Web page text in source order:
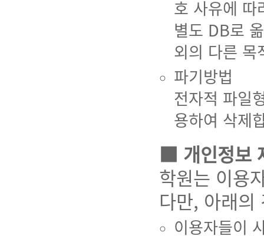
호 사유에 따
별도 DB로
외의 다른 목
파기방법
전자적 파일
용하여 삭제
■ 개인정보
학원는 이용
다만, 아래의
이용자들이